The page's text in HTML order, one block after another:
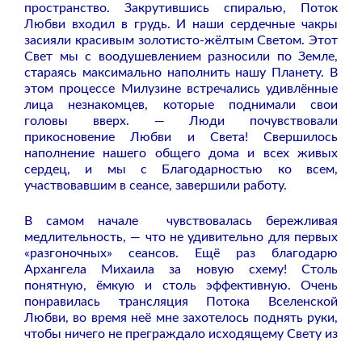
пространство. Закрутившись спиралью, Поток
Любви входил в грудь. И наши сердечные чакры
засияли красивым золотисто-жёлтым Светом. Этот
Свет мы с воодушевлением разносили по Земле,
стараясь максимально наполнить нашу Планету. В
этом процессе Милузине встречались удивлённые
лица незнакомцев, которые поднимали свои
головы вверх. — Люди почувствовали
прикосновение Любви и Света! Свершилось
наполнение нашего общего дома и всех живых
сердец, и мы с Благодарностью ко всем,
участвовавшим в сеансе, завершили работу.
В самом начале чувствовалась бережливая
медлительность, — что не удивительно для первых
«разгоночных» сеансов. Ещё раз благодарю
Архангела Михаила за новую схему! Столь
понятную, ёмкую и столь эффективную. Очень
понравилась трансляция Потока Вселенской
Любви, во время неё мне захотелось поднять руки,
чтобы ничего не преграждало исходящему Свету из